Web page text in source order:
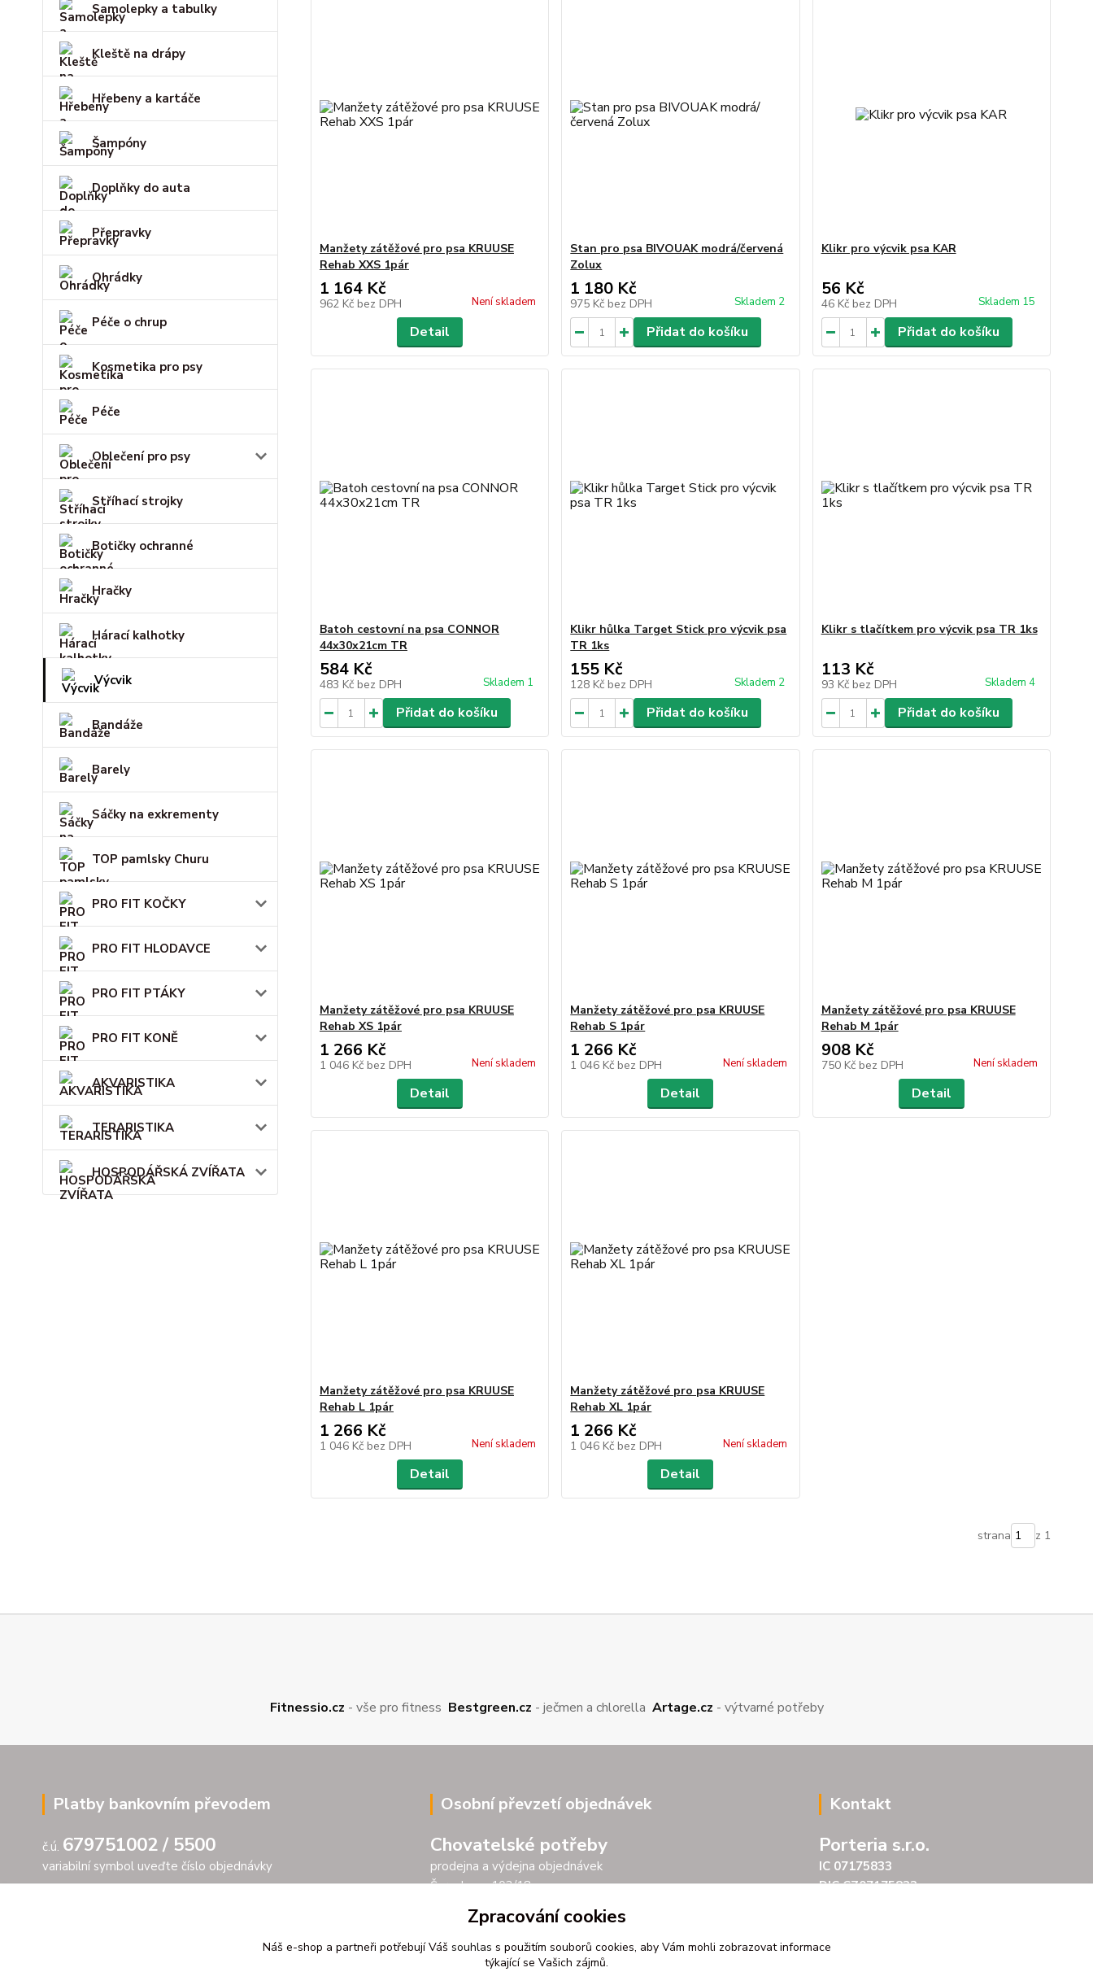
Samolepky a tabulky
Kleště na drápy
Hřebeny a kartáče
Šampóny
Doplňky do auta
Přepravky
Ohrádky
Péče o chrup
Kosmetika pro psy
Péče
Oblečení pro psy
Stříhací strojky
Botičky ochranné
Hračky
Hárací kalhotky
Výcvik
Bandáže
Barely
Sáčky na exkrementy
TOP pamlsky Churu
PRO FIT KOČKY
PRO FIT HLODAVCE
PRO FIT PTÁKY
PRO FIT KONĚ
AKVARISTIKA
TERARISTIKA
HOSPODÁŘSKÁ ZVÍŘATA
Manžety zátěžové pro psa KRUUSE
Rehab XXS 1pár
1 164 Kč
962 Kč bez DPH Není skladem
Detail
Stan pro psa BIVOUAK modrá/červená
Zolux
1 180 Kč
975 Kč bez DPH Skladem 2
Přidat do košíku
Klikr pro výcvik psa KAR
56 Kč
46 Kč bez DPH Skladem 15
Přidat do košíku
Batoh cestovní na psa CONNOR
44x30x21cm TR
584 Kč
483 Kč bez DPH Skladem 1
Přidat do košíku
Klikr hůlka Target Stick pro výcvik psa
TR 1ks
155 Kč
128 Kč bez DPH Skladem 2
Přidat do košíku
Klikr s tlačítkem pro výcvik psa TR 1ks
113 Kč
93 Kč bez DPH Skladem 4
Přidat do košíku
Manžety zátěžové pro psa KRUUSE
Rehab XS 1pár
1 266 Kč
1 046 Kč bez DPH Není skladem
Detail
Manžety zátěžové pro psa KRUUSE
Rehab S 1pár
1 266 Kč
1 046 Kč bez DPH Není skladem
Detail
Manžety zátěžové pro psa KRUUSE
Rehab M 1pár
908 Kč
750 Kč bez DPH Není skladem
Detail
Manžety zátěžové pro psa KRUUSE
Rehab L 1pár
1 266 Kč
1 046 Kč bez DPH Není skladem
Detail
Manžety zátěžové pro psa KRUUSE
Rehab XL 1pár
1 266 Kč
1 046 Kč bez DPH Není skladem
Detail
strana z 1
Fitnessio.cz - vše pro fitness Bestgreen.cz - ječmen a chlorella Artage.cz - výtvarné potřeby
Platby bankovním převodem
č.ú. 679751002 / 5500
variabilní symbol uveďte číslo objednávky
Osobní převzetí objednávek
Chovatelské potřeby
prodejna a výdejna objednávek
Šarochova 103/18
25001 Brandýs nad Labem
Po - Pá 9.00 - 17.00
So 9.00 - 11.30
Kontakt
Porteria s.r.o.
IC 07175833
DIC CZ07175833
tel. +420 604272889
Zpracování cookies
Náš e-shop a partneři potřebují Váš souhlas s použitím souborů cookies, aby Vám mohli zobrazovat informace
týkající se Vašich zájmů.